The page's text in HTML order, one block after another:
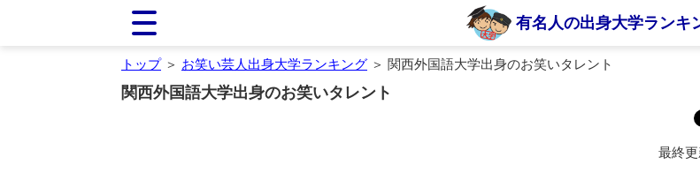
有名人の出身大学ランキ
トップ＞ お笑い芸人出身大学ランキング ＞ 関西外国語大学出身のお笑いタレント
関西外国語大学出身のお笑いタレント
最終